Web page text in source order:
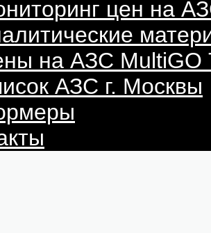
цен на
на АЗС
АЗС г. Москвы